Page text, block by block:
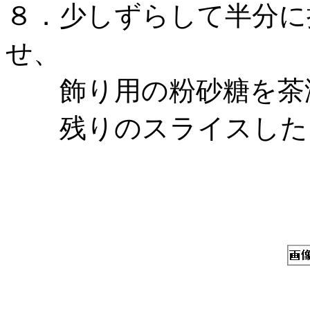
８．少しずらして半分
せ、
飾り用の粉砂糖を茶
残りのスライスした